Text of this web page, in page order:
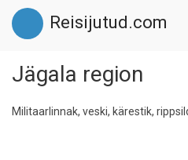
Skip
main
Reisijutud.com
Jägala region
Militaarlinnak, veski, kärestik,